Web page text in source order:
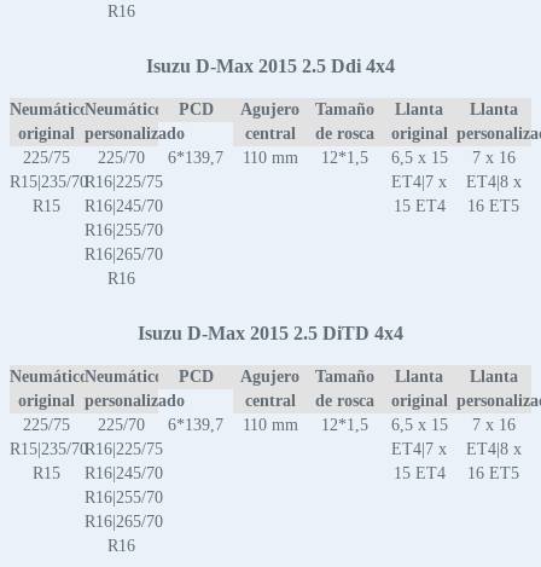
R16
Isuzu D-Max 2015 2.5 Ddi 4x4
Neumático
original
Neumático
personalizado
PCD
Agujero
central
Tamaño
de rosca
Llanta
original
Llanta
225/75
R15|235/70
R15
225/70
R16|225/75
R16|245/70
R16|255/70
R16|265/70
R16
6*139,7 110 mm 12*1,5
6,5 x 15
ET4|7 x
15 ET4
7 x 16
ET4|8 x
16 ET5
Isuzu D-Max 2015 2.5 DiTD 4x4
Neumático
original
Neumático
personalizado
PCD
Agujero
central
Tamaño
de rosca
Llanta
original
Llanta
225/75
R15|235/70
R15
225/70
R16|225/75
R16|245/70
R16|255/70
R16|265/70
R16
6*139,7 110 mm 12*1,5
6,5 x 15
ET4|7 x
15 ET4
7 x 16
ET4|8 x
16 ET5